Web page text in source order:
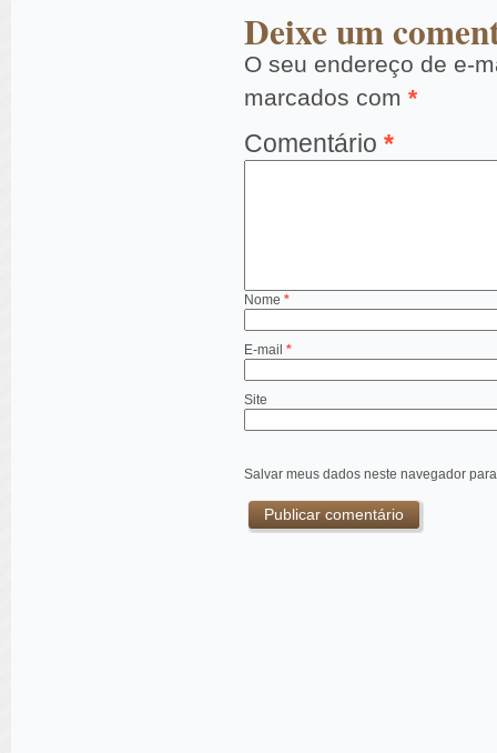
Deixe um
O seu endereço de e-
marcados com *
Comentário *
Nome *
E-mail *
Site
Salvar meus dados neste navegador